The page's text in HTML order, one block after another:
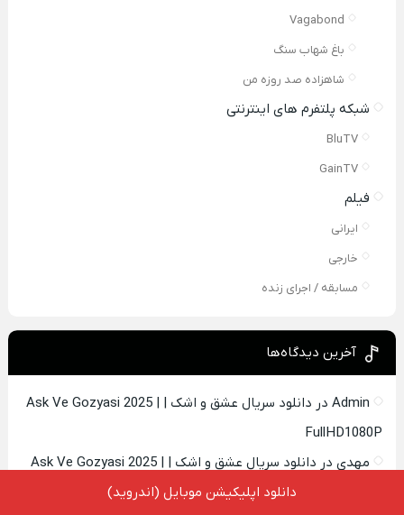
Vagabond
باغ شهاب سنگ
شاهزاده صد روزه من
شبکه پلتفرم های اینترنتی
BluTV
GainTV
فیلم
ایرانی
خارجی
مسابقه / اجرای زنده
آخرین دیدگاه‌ها
Adminدر
دانلود سریال عشق و اشک | Ask Ve Gozyasi 2025 |
FullHD1080P
مهدیدر
دانلود سریال عشق و اشک | Ask Ve Gozyasi 2025 |
دانلود اپلیکیشن موبایل (اندروید)